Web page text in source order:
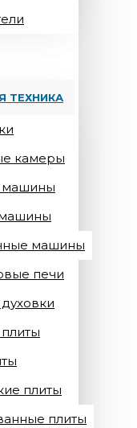
ТЕХНИКА
камеры
машины
машины
печи
плиты
плиты